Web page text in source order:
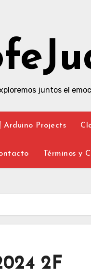
juntos el
Projects
Términos y
2F